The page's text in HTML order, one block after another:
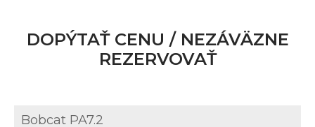
DOPÝTAŤ CENU / NEZÁVÄZNE
REZERVOVAŤ